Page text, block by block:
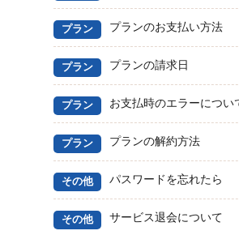
プラン プランのお支払い方法
プラン プランの請求日
プラン お支払時のエラーについ
プラン プランの解約方法
その他 パスワードを忘れたら
その他 サービス退会について